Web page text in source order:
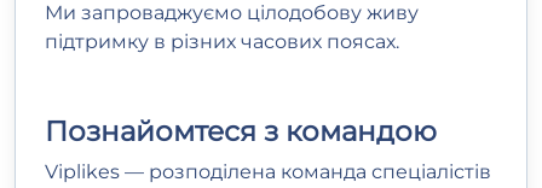
Ми запроваджуємо цілодобову живу
підтримку в різних часових поясах.
Познайомтеся з командою
Viplikes — розподілена команда спеціалістів